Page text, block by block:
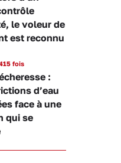
le voleur de
est reconnu
fois
:
d’eau
face à une
qui se